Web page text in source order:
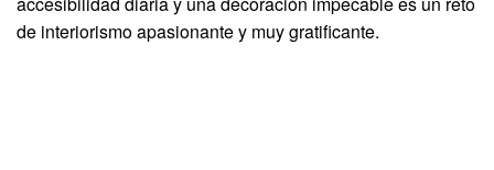
de interiorismo apasionante y muy gratificante.